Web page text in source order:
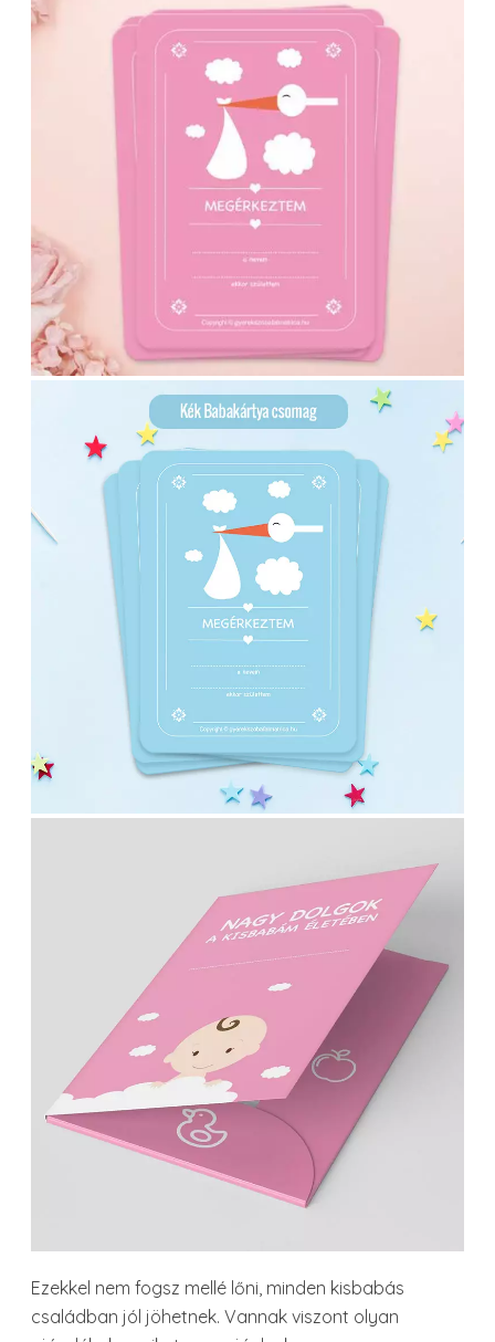
Ezekkel nem fogsz mellé lőni, minden kisbabás
családban jól jöhetnek. Vannak viszont olyan